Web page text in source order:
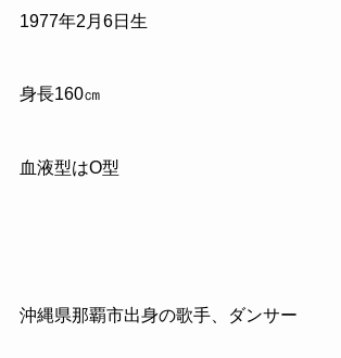
1977年2月6日生
身長160㎝
血液型はO型
沖縄県那覇市出身の歌手、ダンサー